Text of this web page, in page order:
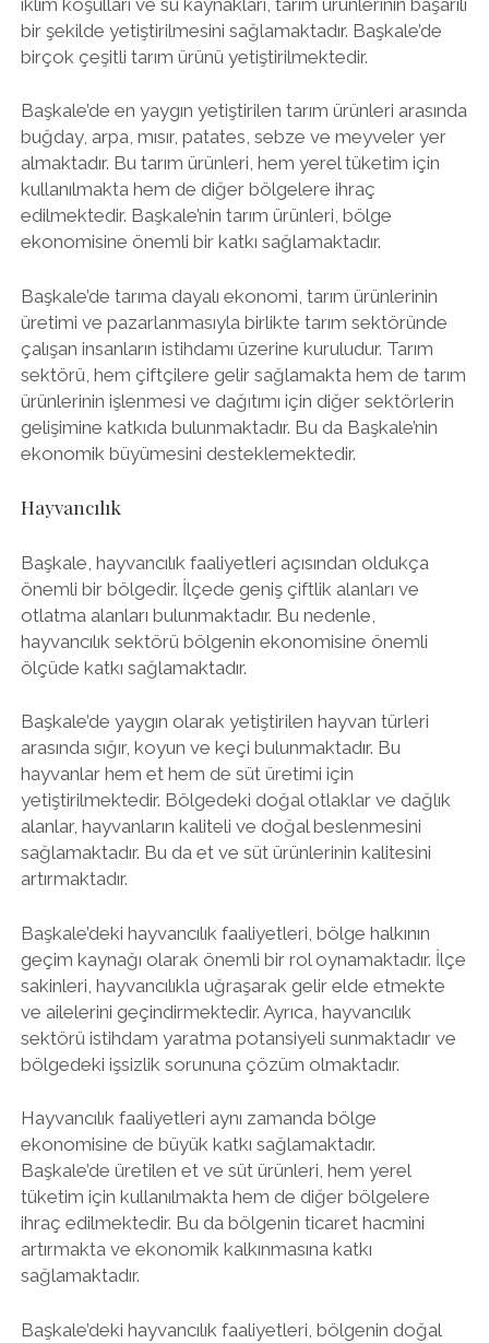
bir şekilde yetiştirilmesini sağlamaktadır. Başkale’de
birçok çeşitli tarım ürünü yetiştirilmektedir.
Başkale’de en yaygın yetiştirilen tarım ürünleri arasında
buğday, arpa, mısır, patates, sebze ve meyveler yer
almaktadır. Bu tarım ürünleri, hem yerel tüketim için
kullanılmakta hem de diğer bölgelere ihraç
edilmektedir. Başkale’nin tarım ürünleri, bölge
ekonomisine önemli bir katkı sağlamaktadır.
Başkale’de tarıma dayalı ekonomi, tarım ürünlerinin
üretimi ve pazarlanmasıyla birlikte tarım sektöründe
çalışan insanların istihdamı üzerine kuruludur. Tarım
sektörü, hem çiftçilere gelir sağlamakta hem de tarım
ürünlerinin işlenmesi ve dağıtımı için diğer sektörlerin
gelişimine katkıda bulunmaktadır. Bu da Başkale’nin
ekonomik büyümesini desteklemektedir.
Hayvancılık
Başkale, hayvancılık faaliyetleri açısından oldukça
önemli bir bölgedir. İlçede geniş çiftlik alanları ve
otlatma alanları bulunmaktadır. Bu nedenle,
hayvancılık sektörü bölgenin ekonomisine önemli
ölçüde katkı sağlamaktadır.
Başkale’de yaygın olarak yetiştirilen hayvan türleri
arasında sığır, koyun ve keçi bulunmaktadır. Bu
hayvanlar hem et hem de süt üretimi için
yetiştirilmektedir. Bölgedeki doğal otlaklar ve dağlık
alanlar, hayvanların kaliteli ve doğal beslenmesini
sağlamaktadır. Bu da et ve süt ürünlerinin kalitesini
artırmaktadır.
Başkale’deki hayvancılık faaliyetleri, bölge halkının
geçim kaynağı olarak önemli bir rol oynamaktadır. İlçe
sakinleri, hayvancılıkla uğraşarak gelir elde etmekte
ve ailelerini geçindirmektedir. Ayrıca, hayvancılık
sektörü istihdam yaratma potansiyeli sunmaktadır ve
bölgedeki işsizlik sorununa çözüm olmaktadır.
Hayvancılık faaliyetleri aynı zamanda bölge
ekonomisine de büyük katkı sağlamaktadır.
Başkale’de üretilen et ve süt ürünleri, hem yerel
tüketim için kullanılmakta hem de diğer bölgelere
ihraç edilmektedir. Bu da bölgenin ticaret hacmini
artırmakta ve ekonomik kalkınmasına katkı
sağlamaktadır.
Başkale’deki hayvancılık faaliyetleri, bölgenin doğal